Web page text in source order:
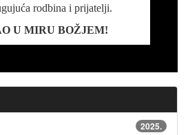
rodbina i prijatelji.
U MIRU BOŽJEM!
2025.